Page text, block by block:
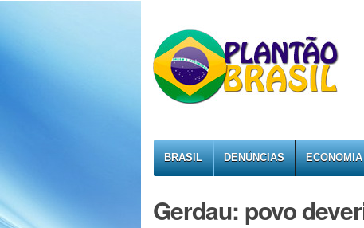
BRASIL DENÚNCIAS ECONOMIA
Gerdau: povo